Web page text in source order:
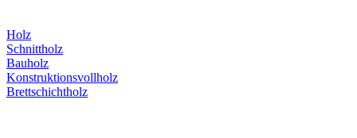
Holz
Schnittholz
Bauholz
Konstruktionsvollholz
Brettschichtholz